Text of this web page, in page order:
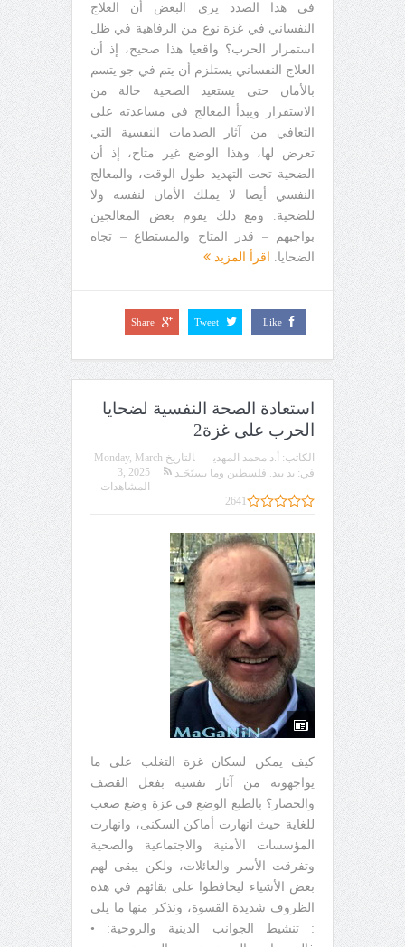
في هذا الصدد يرى البعض أن العلاج
النفساني في غزة نوع من الرفاهية في ظل
استمرار الحرب؟ واقعيا هذا صحيح، إذ أن
العلاج النفساني يستلزم أن يتم في جو يتسم
بالأمان حتى يستعيد الضحية حالة من
الاستقرار ويبدأ المعالج في مساعدته على
التعافي من آثار الصدمات النفسية التي
تعرض لها، وهذا الوضع غير متاح، إذ أن
الضحية تحت التهديد طول الوقت، والمعالج
النفسي أيضا لا يملك الأمان لنفسه ولا
للضحية. ومع ذلك يقوم بعض المعالجين
بواجبهم – قدر المتاح والمستطاع – تجاه
الضحايا.
اقرأ المزيد
Like
Tweet
Share
استعادة الصحة النفسية لضحايا
الحرب على غزة2
الكاتب: أ.د محمد المهدي التاريخ Monday, March
3, 2025
في: يد بيد..فلسطين وما يستَجَـد
المشاهدات
2641
كيف يمكن لسكان غزة التغلب على ما
يواجهونه من آثار نفسية بفعل القصف
والحصار؟ بالطبع الوضع في غزة وضع صعب
للغاية حيث انهارت أماكن السكنى، وانهارت
المؤسسات الأمنية والاجتماعية والصحية
وتفرقت الأسر والعائلات، ولكن يبقى لهم
بعض الأشياء ليحافظوا على بقائهم في هذه
الظروف شديدة القسوة، ونذكر منها ما يلي
: تنشيط الجوانب الدينية والروحية: •